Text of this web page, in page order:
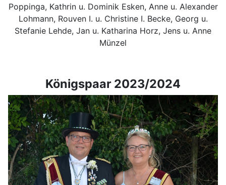
Poppinga, Kathrin u. Dominik Esken, Anne u. Alexander
Lohmann, Rouven I. u. Christine I. Becke, Georg u.
Stefanie Lehde, Jan u. Katharina Horz, Jens u. Anne
Münzel
Königspaar 2023/2024